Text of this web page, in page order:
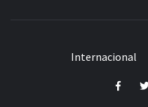
Internacional